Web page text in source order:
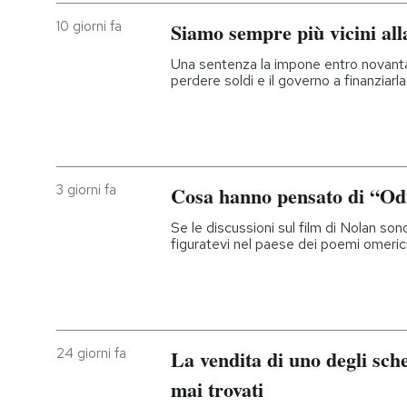
10 giorni fa Siamo sempre più vicini
Una sentenza la impone entro
perdere soldi e il governo a finanziarla
3 giorni fa Cosa hanno pensato di
Se le discussioni sul film di Nolan
figuratevi nel paese dei poemi
24 giorni fa
La vendita di uno degli
mai trovati